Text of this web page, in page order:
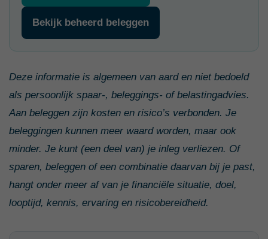
Bekijk beheerd beleggen
Deze informatie is algemeen van aard en niet bedoeld
als persoonlijk spaar-, beleggings- of belastingadvies.
Aan beleggen zijn kosten en risico’s verbonden. Je
beleggingen kunnen meer waard worden, maar ook
minder. Je kunt (een deel van) je inleg verliezen. Of
sparen, beleggen of een combinatie daarvan bij je past,
hangt onder meer af van je financiële situatie, doel,
looptijd, kennis, ervaring en risicobereidheid.